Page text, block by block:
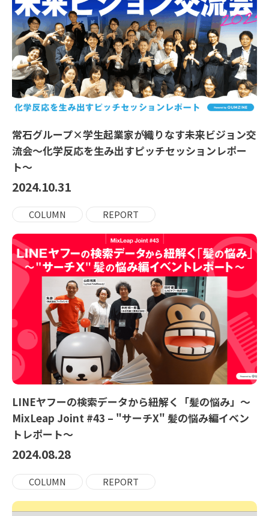
常石グループ×学生起業家が織りなす未来ビジョン交
流会〜化学反応を生み出すピッチセッションレポー
ト〜
2024.10.31
COLUMN REPORT
LINEヤフーの検索データから紐解く「髪の悩み」〜
MixLeap Joint #43 – "サーチX" 髪の悩み編イベン
トレポート〜
2024.08.28
COLUMN REPORT